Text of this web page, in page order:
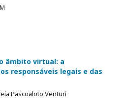
âmbito virtual: a
responsáveis legais e das
Pascoaloto Venturi